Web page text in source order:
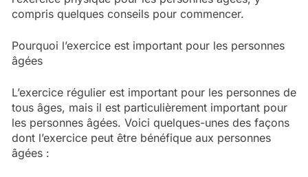
compris quelques conseils pour commencer.
Pourquoi l’exercice est important pour les personnes
âgées
L’exercice régulier est important pour les personnes de
tous âges, mais il est particulièrement important pour
les personnes âgées. Voici quelques-unes des façons
dont l’exercice peut être bénéfique aux personnes
âgées :